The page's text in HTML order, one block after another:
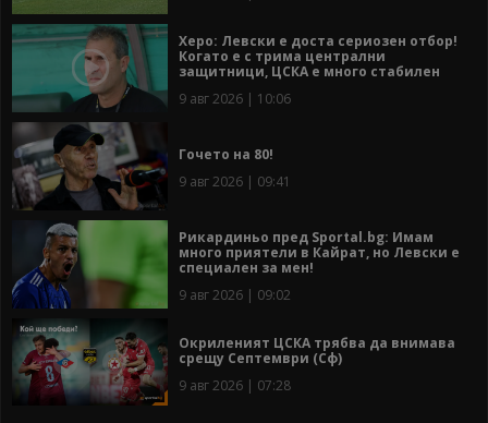
Херо: Левски е доста сериозен отбор!
Когато е с трима централни
защитници, ЦСКА е много стабилен
9 авг 2026 | 10:06
Гочето на 80!
9 авг 2026 | 09:41
Рикардиньо пред Sportal.bg: Имам
много приятели в Кайрат, но Левски е
специален за мен!
9 авг 2026 | 09:02
Окриленият ЦСКА трябва да внимава
срещу Септември (Сф)
9 авг 2026 | 07:28